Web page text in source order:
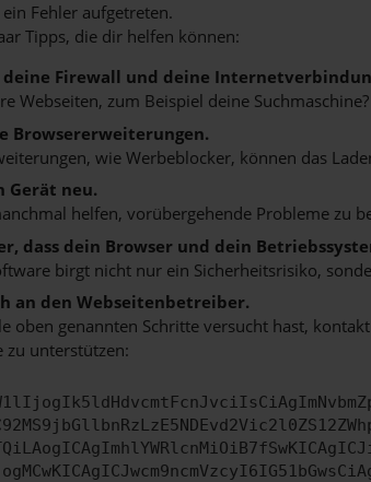
Fehler aufgetreten.
Tipps, die dir helfen können:
Firewall und deine
Webseiten, zum Beispiel deine Suchmaschine?
Browsererweiterungen.
wie Werbeblocker, können das
Gerät neu.
helfen, vorübergehende Probleme zu
dass dein Browser und dein
birgt nicht nur ein Sicherheitsrisiko,
an den Webseitenbetreiber.
oben genannten Schritte versucht hast,
zu unterstützen: